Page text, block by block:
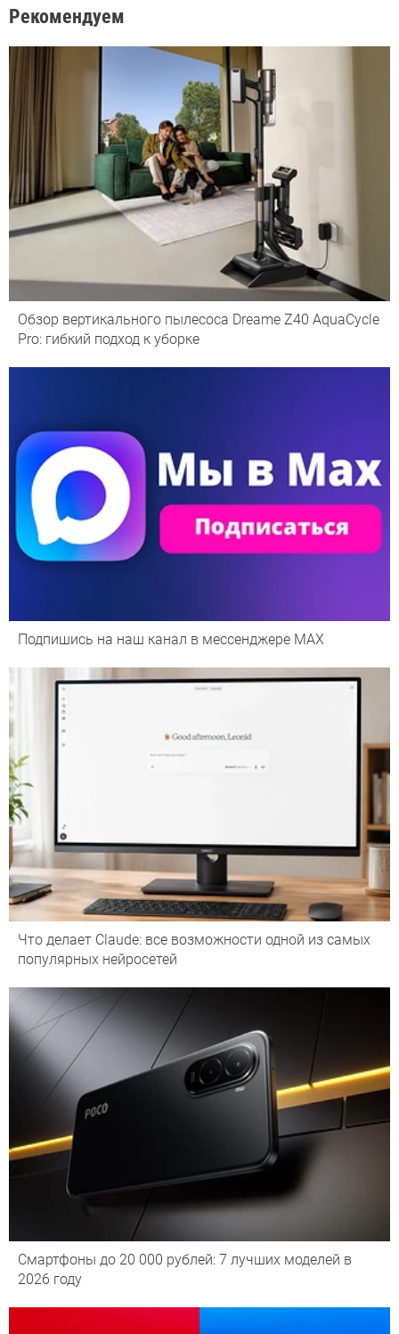
Рекомендуем
Обзор вертикального пылесоса Dreame Z40 AquaCycle
Pro: гибкий подход к уборке
Подпишись на наш канал в мессенджере МАХ
Что делает Сlaude: все возможности одной из самых
популярных нейросетей
Смартфоны до 20 000 рублей: 7 лучших моделей в
2026 году